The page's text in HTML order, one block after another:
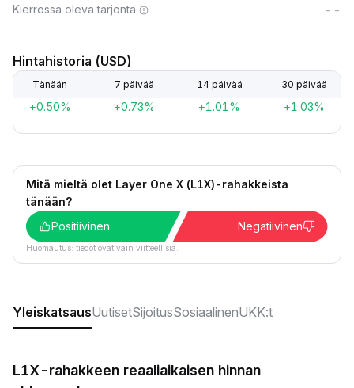
Kierrossa oleva tarjonta --
Hintahistoria (USD)
Tänään 7 päivää 14 päivää 30 päivää
+0.50% +0.73% +1.01% +1.03%
Mitä mieltä olet Layer One X (L1X)-rahakkeista
tänään?
Positiivinen
Negatiivinen
Huomautus: tiedot ovat vain viitteellisiä.
YleiskatsausUutisetSijoitusSosiaalinenUKK:t
L1X-rahakkeen reaaliaikaisen hinnan